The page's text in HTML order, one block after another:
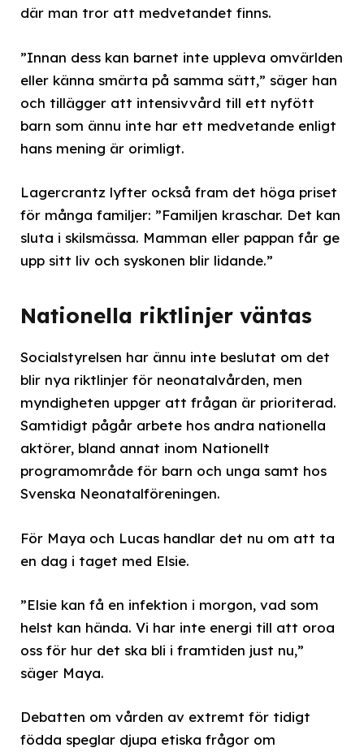
där man tror att medvetandet finns.
”Innan dess kan barnet inte uppleva omvärlden
eller känna smärta på samma sätt,” säger han
och tillägger att intensivvård till ett nyfött
barn som ännu inte har ett medvetande enligt
hans mening är orimligt.
Lagercrantz lyfter också fram det höga priset
för många familjer: ”Familjen kraschar. Det kan
sluta i skilsmässa. Mamman eller pappan får ge
upp sitt liv och syskonen blir lidande.”
Nationella riktlinjer väntas
Socialstyrelsen har ännu inte beslutat om det
blir nya riktlinjer för neonatalvården, men
myndigheten uppger att frågan är prioriterad.
Samtidigt pågår arbete hos andra nationella
aktörer, bland annat inom Nationellt
programområde för barn och unga samt hos
Svenska Neonatalföreningen.
För Maya och Lucas handlar det nu om att ta
en dag i taget med Elsie.
”Elsie kan få en infektion i morgon, vad som
helst kan hända. Vi har inte energi till att oroa
oss för hur det ska bli i framtiden just nu,”
säger Maya.
Debatten om vården av extremt för tidigt
födda speglar djupa etiska frågor om